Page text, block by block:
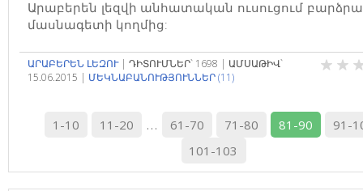
Արաբերեն լեզվի անհատական ուսուցում
մասնագետի կողմից:
ԱՐԱԲԵՐԵՆ ԼԵԶՈՒ| ԴԻՏՈՒՄՆԵՐ` 1698 | ԱՄՍԱԹԻՎ`
15.06.2015 | ՄԵԿՆԱԲԱՆՈՒԹՅՈՒՆՆԵՐ (11)
1-10 11-20 ... 61-70 71-80 81-90
91-
101-103